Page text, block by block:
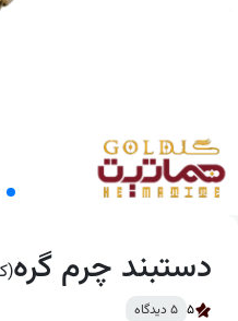
دستبند چرم گره(کد:
5 5 دیدگاه